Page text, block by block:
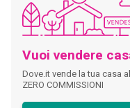
Vuoi vendere
Dove.it vende la tua casa
ZERO COMMISSIONI